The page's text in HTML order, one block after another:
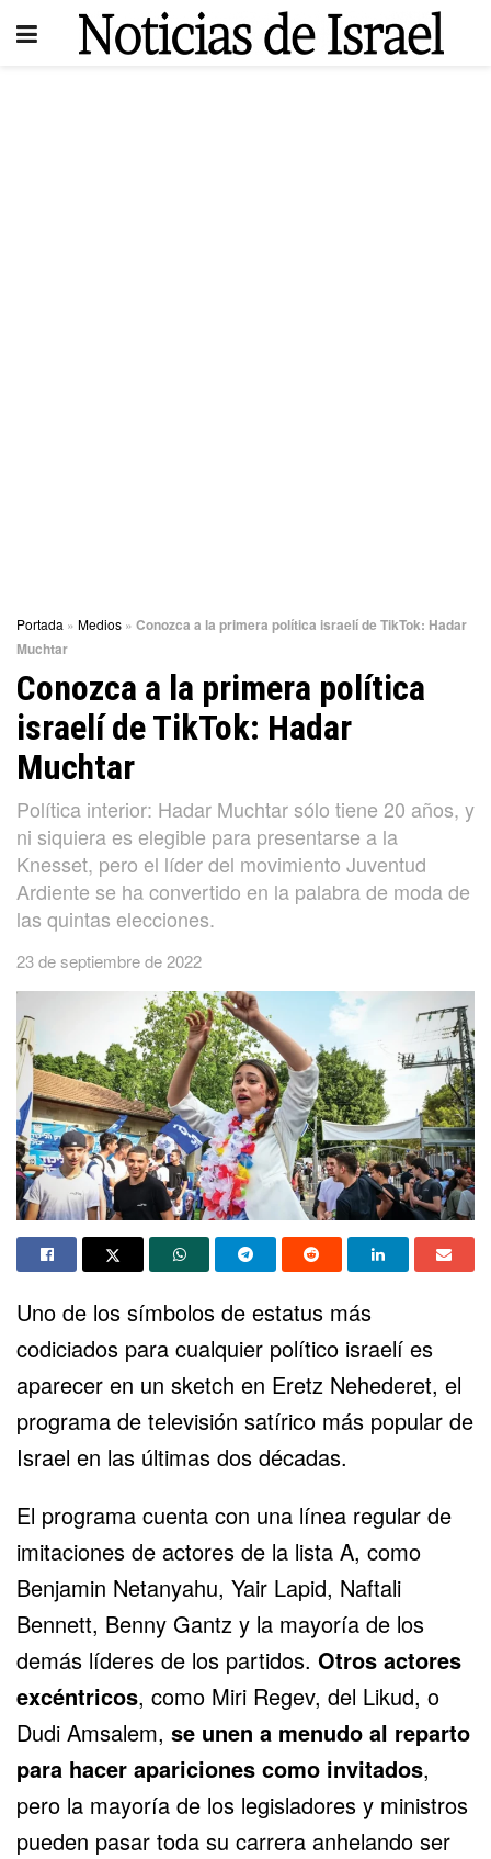
Portada » Medios » Conozca a la primera política israelí de TikTok: Hadar
Muchtar
Conozca a la primera política
israelí de TikTok: Hadar
Muchtar
Política interior: Hadar Muchtar sólo tiene 20 años, y
ni siquiera es elegible para presentarse a la
Knesset, pero el líder del movimiento Juventud
Ardiente se ha convertido en la palabra de moda de
las quintas elecciones.
23 de septiembre de 2022
Uno de los símbolos de estatus más
codiciados para cualquier político israelí es
aparecer en un sketch en Eretz Nehederet, el
programa de televisión satírico más popular de
Israel en las últimas dos décadas.
El programa cuenta con una línea regular de
imitaciones de actores de la lista A, como
Benjamin Netanyahu, Yair Lapid, Naftali
Bennett, Benny Gantz y la mayoría de los
demás líderes de los partidos. Otros actores
excéntricos, como Miri Regev, del Likud, o
Dudi Amsalem, se unen a menudo al reparto
para hacer apariciones como invitados,
pero la mayoría de los legisladores y ministros
pueden pasar toda su carrera anhelando ser